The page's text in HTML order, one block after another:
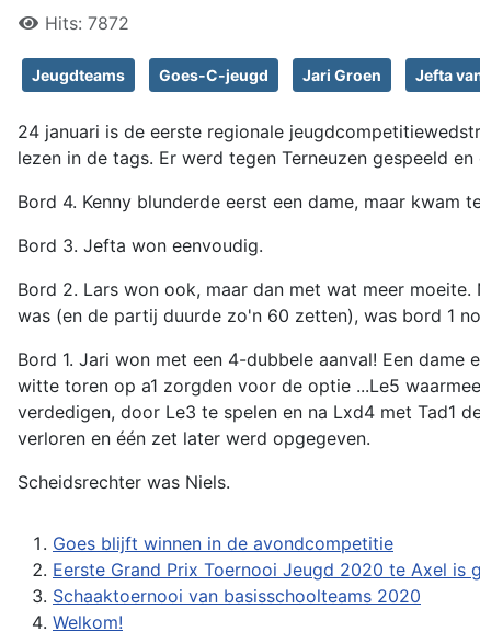
Hits: 7872
Jeugdteams Goes-C-jeugd Jari Groen Jefta
24 januari is de eerste regionale
lezen in de tags. Er werd tegen Terneuzen gespeeld
Bord 4. Kenny blunderde eerst een dame, maar kwam
Bord 3. Jefta won eenvoudig.
Bord 2. Lars won ook, maar dan met wat meer
was (en de partij duurde zo'n 60 zetten), was bord 1
Bord 1. Jari won met een 4-dubbele aanval! Een
witte toren op a1 zorgden voor de optie ...Le5
verdedigen, door Le3 te spelen en na Lxd4 met Tad1
verloren en één zet later werd opgegeven.
Scheidsrechter was Niels.
Goes blijft winnen in de avondcompetitie
Eerste Grand Prix Toernooi Jeugd 2020 te Axel is
Schaaktoernooi van basisschoolteams 2020
Welkom!